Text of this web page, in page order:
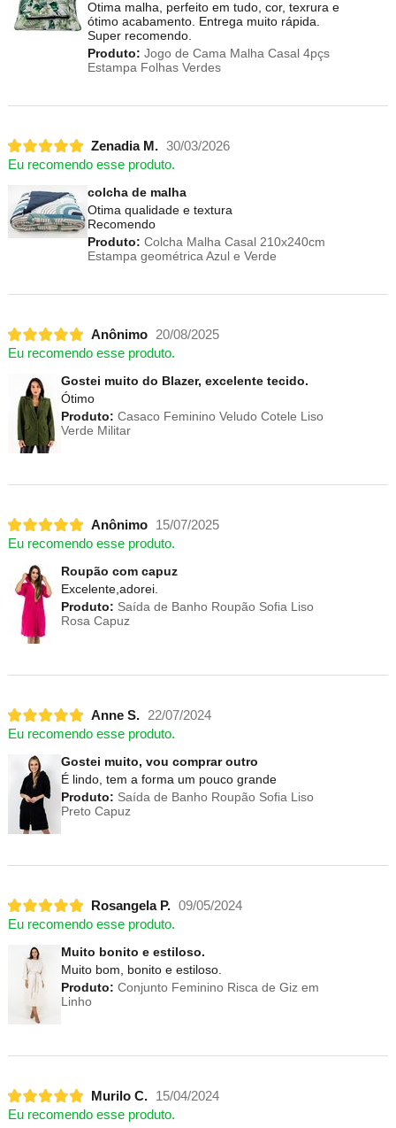
Otima malha, perfeito em tudo, cor, texrura e
ótimo acabamento. Entrega muito rápida.
Super recomendo.
Produto: Jogo de Cama Malha Casal 4pçs
Estampa Folhas Verdes
Zenadia M. 30/03/2026
Eu recomendo esse produto.
colcha de malha
Otima qualidade e textura
Recomendo
Produto: Colcha Malha Casal 210x240cm
Estampa geométrica Azul e Verde
Anônimo
20/08/2025
Eu recomendo esse produto.
Gostei muito do Blazer, excelente tecido.
Ótimo
Produto: Casaco Feminino Veludo Cotele Liso
Verde Militar
Anônimo
15/07/2025
Eu recomendo esse produto.
Roupão com capuz
Excelente,adorei.
Produto: Saída de Banho Roupão Sofia Liso
Rosa Capuz
Anne S.
22/07/2024
Eu recomendo esse produto.
Gostei muito, vou comprar outro
É lindo, tem a forma um pouco grande
Produto: Saída de Banho Roupão Sofia Liso
Preto Capuz
Rosangela P. 09/05/2024
Eu recomendo esse produto.
Muito bonito e estiloso.
Muito bom, bonito e estiloso.
Produto: Conjunto Feminino Risca de Giz em
Linho
Murilo C.
15/04/2024
Eu recomendo esse produto.